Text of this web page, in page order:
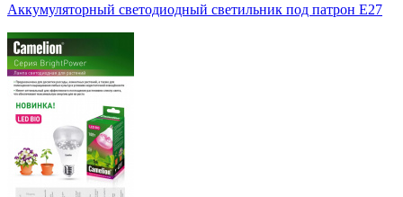
Аккумуляторный светодиодный светильник под патрон E27